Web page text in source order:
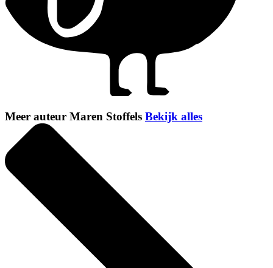
Meer auteur Maren Stoffels Bekijk alles